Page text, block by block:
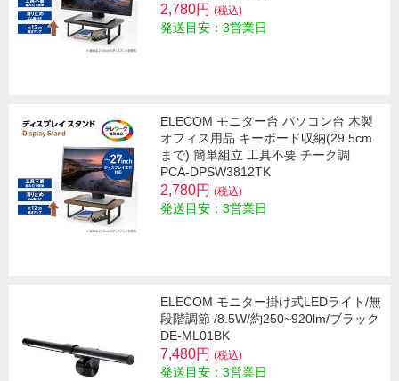
2,780円 (税込)
発送目安：3営業日
ELECOM モニター台 パソコン台 木製
オフィス用品 キーボード収納(29.5cm
まで) 簡単組立 工具不要 チーク調
PCA-DPSW3812TK
2,780円 (税込)
発送目安：3営業日
ELECOM モニター掛け式LEDライト/無
段階調節 /8.5W/約250~920lm/ブラック
DE-ML01BK
7,480円 (税込)
発送目安：3営業日